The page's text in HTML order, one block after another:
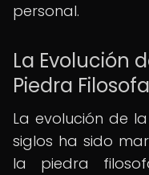
personal.
La Evolución
Piedra
La evolución de
siglos ha sido
la piedra